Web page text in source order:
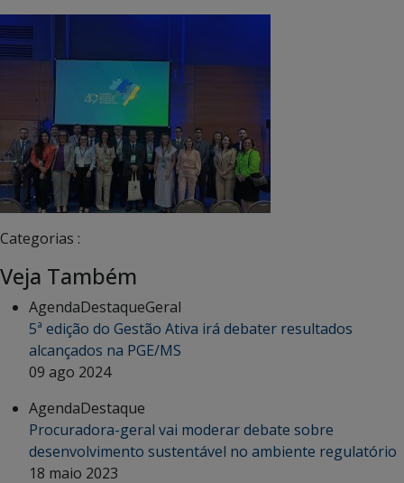
Categorias :
Veja Também
AgendaDestaqueGeral
5ª edição do Gestão Ativa irá debater resultados
alcançados na PGE/MS
09 ago 2024
AgendaDestaque
Procuradora-geral vai moderar debate sobre
desenvolvimento sustentável no ambiente regulatório
18 maio 2023